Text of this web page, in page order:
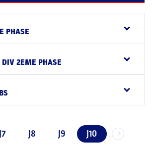
PHASE
2EME PHASE
J7 J8 J9 J10